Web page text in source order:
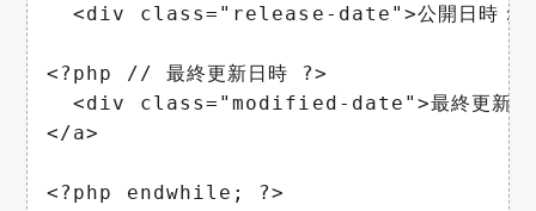
<div class="release-date">公開日時
<?php // 最終更新日時 ?>
<div class="modified-date">最終更新
</a>
<?php endwhile; ?>